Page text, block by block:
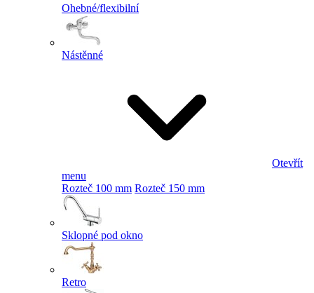
Ohebné/flexibilní
Nástěnné
Otevřít
menu
Rozteč 100 mm Rozteč 150 mm
Sklopné pod okno
Retro